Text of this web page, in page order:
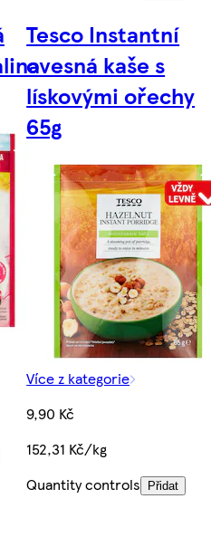
Tesco Instantní
ovesná kaše s
lískovými ořechy
65g
Více z kategorie
9,90 Kč
152,31 Kč/kg
Quantity controls Přidat